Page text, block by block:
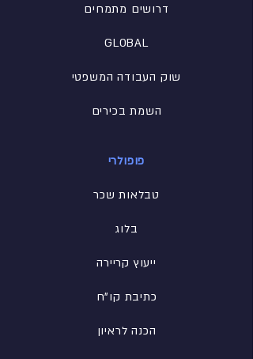
דרושים מתמחים
GLOBAL
שוק העבודה המשפטי
השמת בכירים
פופולרי
טבלאות שכר
בלוג
ייעוץ קריירה
כתיבת קו"ח
הכנה לראיון